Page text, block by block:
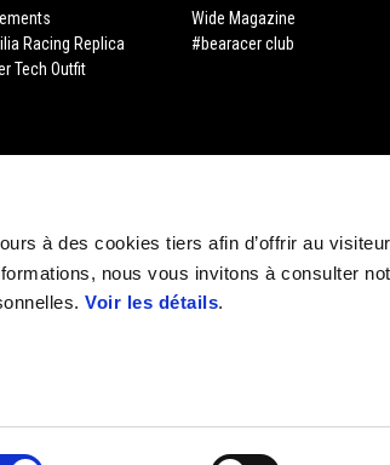
à des cookies tiers afin d’offrir au
nous vous invitons à consulter
Voir les détails.
Racing Replica
Tech Outfit
Wide Magazine
#bearacer club